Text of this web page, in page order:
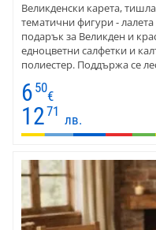
Великденски карета,
тематични фигури -
подарък за Великден и
едноцветни салфетки и
полиестер. Поддържа се
детска градина, или
6 50
€
1271
лв.